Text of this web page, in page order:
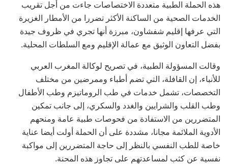
هذه الحملة الطبية متعددة الاختصاصات جاءت من أجل تقريب
الخدمات الصحية من الساكنة الأكثر تضررا من الأمطار الغزيرة
التي عرفها إقليم شفشاون، مبرزة أنها تجري في ظروف جيدة
بفضل التعاون الوثيق مع عمالة الإقليم ومع السلطات المحلية.
وقالت المسؤولة الطبية، في تصريح لوكالة المغرب العربي
للأنباء، إن القافلة، التي تضم أطباء وممرضين من مختلف
التخصصات، تشمل خدمات في طب الروماتيزم وطب الأطفال
وطب القلب والشرايين والغدد والسكري، إلى جانب تمكين
المتضررين من الاستفادة من فحوصات طبية عامة ومنحهم
الأدوية الملائمة مجانا، مشددة على أن الحملة أولت أيضا عناية
خاصة للطب النفسي بالنظر إلى حاجة المتضررين إلى مواكبة
نفسية عن كثب لمساعدتهم على تجاوز هذه المحنة.